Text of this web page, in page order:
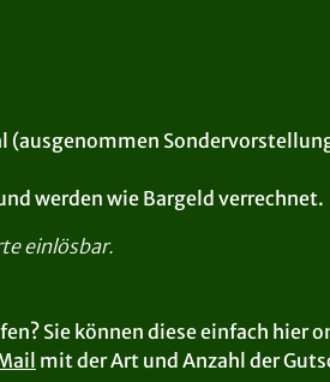
(ausgenommen
werden wie Bargeld verrechnet.
einlösbar.
Sie können diese einfach hier
mit der Art und Anzahl der